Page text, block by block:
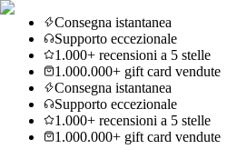
Consegna istantanea
Supporto eccezionale
1.000+ recensioni a 5 stelle
1.000.000+ gift card vendute
Consegna istantanea
Supporto eccezionale
1.000+ recensioni a 5 stelle
1.000.000+ gift card vendute